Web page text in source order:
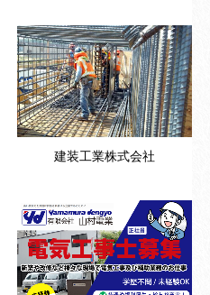
建装工業株式会社